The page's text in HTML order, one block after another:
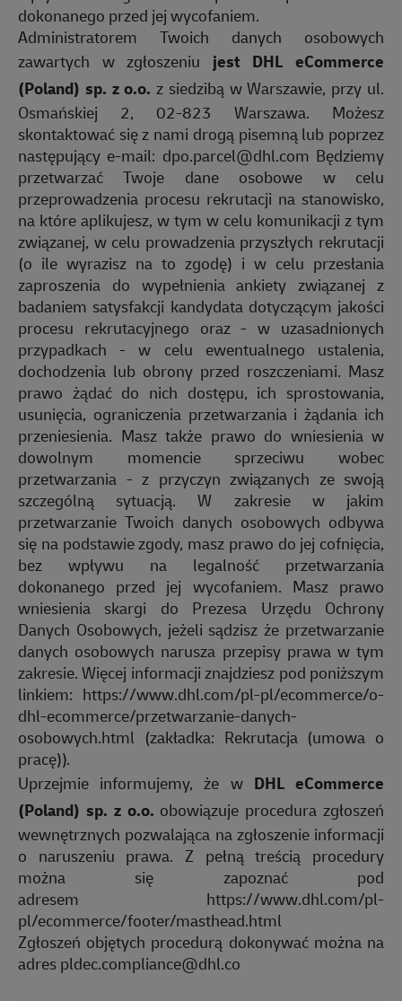
dokonanego przed jej wycofaniem.
Administratorem Twoich danych osobowych
zawartych w zgłoszeniu jest DHL eCommerce
(Poland) sp. z o.o. z siedzibą w Warszawie, przy ul.
Osmańskiej 2, 02-823 Warszawa. Możesz
skontaktować się z nami drogą pisemną lub poprzez
następujący e-mail: dpo.parcel@dhl.com Będziemy
przetwarzać Twoje dane osobowe w celu
przeprowadzenia procesu rekrutacji na stanowisko,
na które aplikujesz, w tym w celu komunikacji z tym
związanej, w celu prowadzenia przyszłych rekrutacji
(o ile wyrazisz na to zgodę) i w celu przesłania
zaproszenia do wypełnienia ankiety związanej z
badaniem satysfakcji kandydata dotyczącym jakości
procesu rekrutacyjnego oraz - w uzasadnionych
przypadkach - w celu ewentualnego ustalenia,
dochodzenia lub obrony przed roszczeniami. Masz
prawo żądać do nich dostępu, ich sprostowania,
usunięcia, ograniczenia przetwarzania i żądania ich
przeniesienia. Masz także prawo do wniesienia w
dowolnym momencie sprzeciwu wobec
przetwarzania - z przyczyn związanych ze swoją
szczególną sytuacją. W zakresie w jakim
przetwarzanie Twoich danych osobowych odbywa
się na podstawie zgody, masz prawo do jej cofnięcia,
bez wpływu na legalność przetwarzania
dokonanego przed jej wycofaniem. Masz prawo
wniesienia skargi do Prezesa Urzędu Ochrony
Danych Osobowych, jeżeli sądzisz że przetwarzanie
danych osobowych narusza przepisy prawa w tym
zakresie. Więcej informacji znajdziesz pod poniższym
linkiem: https://www.dhl.com/pl-pl/ecommerce/o-
dhl-ecommerce/przetwarzanie-danych-
osobowych.html (zakładka: Rekrutacja (umowa o
pracę)).
Uprzejmie informujemy, że w DHL eCommerce
(Poland) sp. z o.o. obowiązuje procedura zgłoszeń
wewnętrznych pozwalająca na zgłoszenie informacji
o naruszeniu prawa. Z pełną treścią procedury
można się zapoznać pod
adresem https://www.dhl.com/pl-
pl/ecommerce/footer/masthead.html
Zgłoszeń objętych procedurą dokonywać można na
adrespldec.compliance@dhl.co